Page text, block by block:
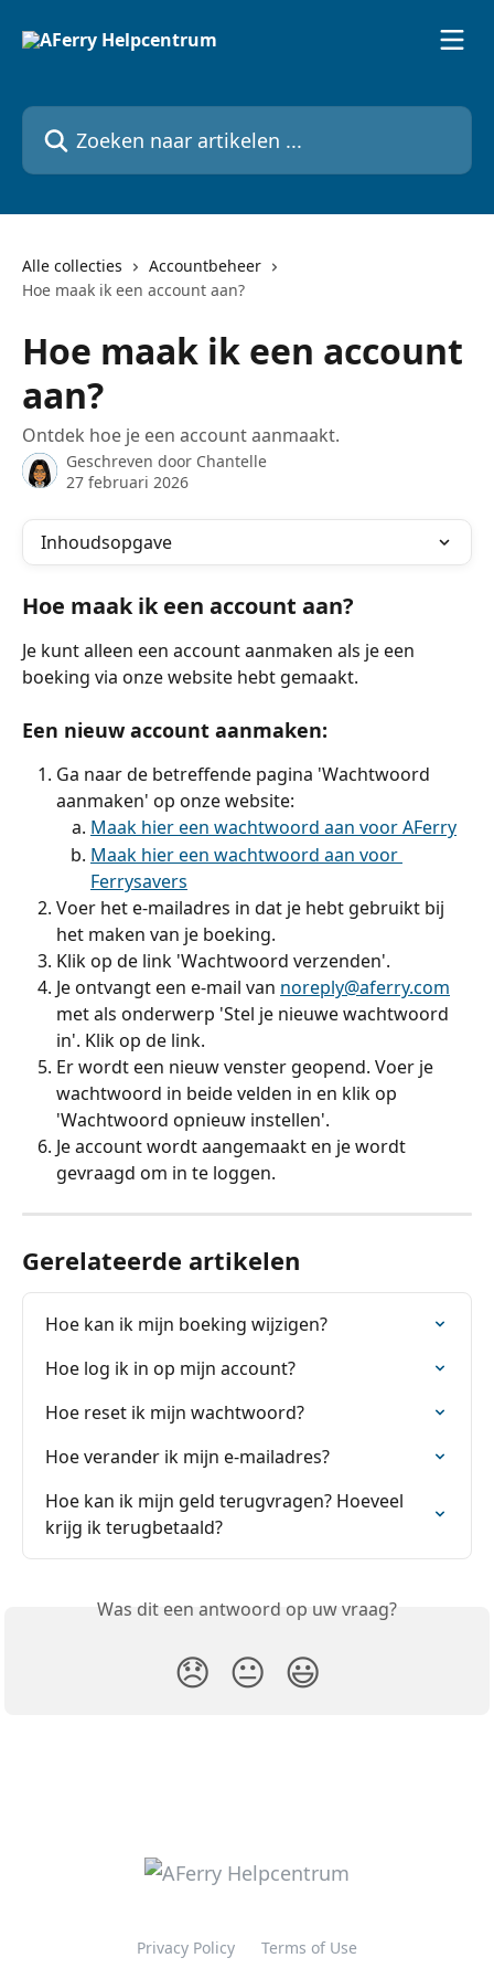
Zoeken naar artikelen ...
Alle collecties
Accountbeheer
Hoe maak ik een account aan?
Hoe maak ik een account
aan?
Ontdek hoe je een account aanmaakt.
Geschreven door Chantelle
27 februari 2026
Inhoudsopgave
Hoe maak ik een account aan?
Je kunt alleen een account aanmaken als je een
boeking via onze website hebt gemaakt.
Een nieuw account aanmaken:
Ga naar de betreffende pagina 'Wachtwoord
aanmaken' op onze website:
Maak hier een wachtwoord aan voor AFerry
Maak hier een wachtwoord aan voor
Ferrysavers
Voer het e-mailadres in dat je hebt gebruikt bij
het maken van je boeking.
Klik op de link 'Wachtwoord verzenden'.
Je ontvangt een e-mail van noreply@aferry.com
met als onderwerp 'Stel je nieuwe wachtwoord
in'. Klik op de link.
Er wordt een nieuw venster geopend. Voer je
wachtwoord in beide velden in en klik op
'Wachtwoord opnieuw instellen'.
Je account wordt aangemaakt en je wordt
gevraagd om in te loggen.
Gerelateerde artikelen
Hoe kan ik mijn boeking wijzigen?
Hoe log ik in op mijn account?
Hoe reset ik mijn wachtwoord?
Hoe verander ik mijn e-mailadres?
Hoe kan ik mijn geld terugvragen? Hoeveel
krijg ik terugbetaald?
Was dit een antwoord op uw vraag?
😞 😐 😃
Privacy Policy Terms of Use